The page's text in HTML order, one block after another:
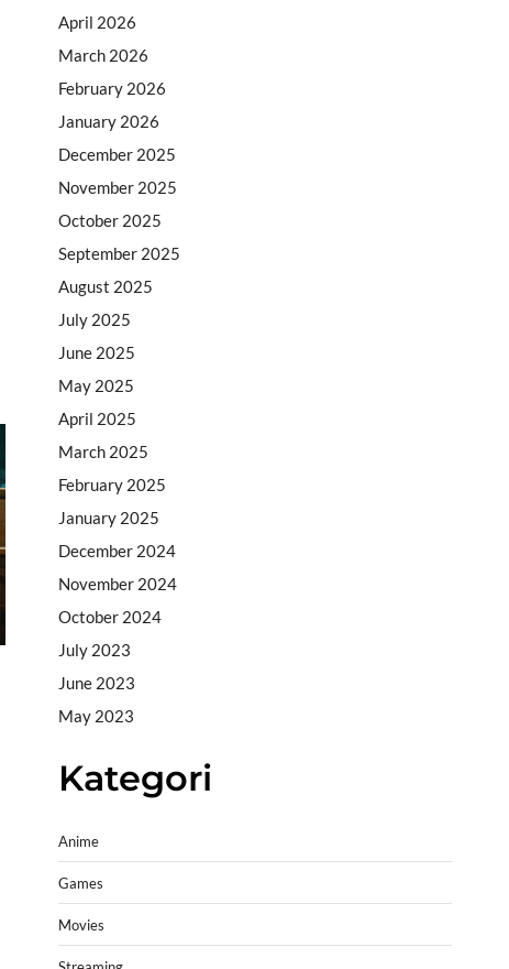
April 2026
March 2026
February 2026
January 2026
December 2025
November 2025
October 2025
September 2025
August 2025
July 2025
June 2025
May 2025
April 2025
March 2025
February 2025
January 2025
December 2024
November 2024
October 2024
July 2023
June 2023
May 2023
Kategori
Anime
Games
Movies